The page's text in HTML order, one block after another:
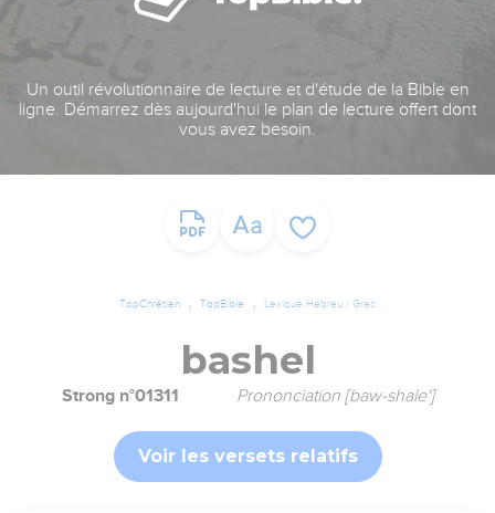
Un outil révolutionnaire de lecture et d'étude de la Bible en
ligne. Démarrez dès aujourd'hui le plan de lecture offert dont
vous avez besoin.
TopChrétien TopBible Lexique Hébreu / Grec
bashel
Strong n°01311 Prononciation [baw-shale']
Voir les versets relatifs